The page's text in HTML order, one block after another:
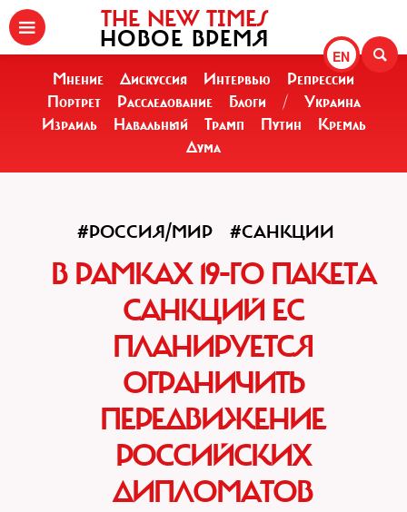
EN
THE NEW TIMES
НОВОЕ ВРЕМЯ
Мнение Дискуссия Интервью
Репрессии
Портрет
Расследование Блоги /
Украина
Израиль
Навальный Трамп Путин
Кремль
Дума
#РОССИЯ/МИР #САНКЦИИ
В РАМКАХ 19-ГО ПАКЕТА
САНКЦИЙ ЕС
ПЛАНИРУЕТСЯ
ОГРАНИЧИТЬ
ПЕРЕДВИЖЕНИЕ
РОССИЙСКИХ
ДИПЛОМАТОВ